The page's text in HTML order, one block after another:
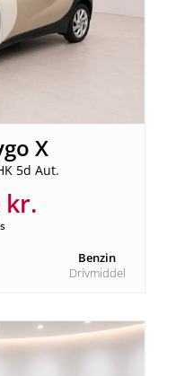
X
5d Aut.
kr.
Benzin
Drivmiddel